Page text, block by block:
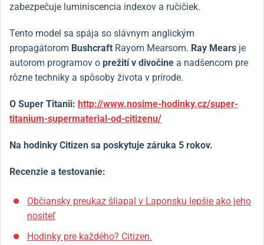
zabezpečuje luminiscencia indexov a ručičiek.
Tento model sa spája so slávnym anglickým
propagátorom Bushcraft Rayom Mearsom. Ray Mears je
autorom programov o prežití v divočine a nadšencom pre
rôzne techniky a spôsoby života v prírode.
O Super Titanii: http://www.nosime-hodinky.cz/super-
titanium-supermaterial-od-citizenu/
Na hodinky Citizen sa poskytuje záruka 5 rokov.
Recenzie a testovanie:
Občiansky preukaz šliapal v Laponsku lepšie ako jeho
nositeľ
Hodinky pre každého? Citizen.